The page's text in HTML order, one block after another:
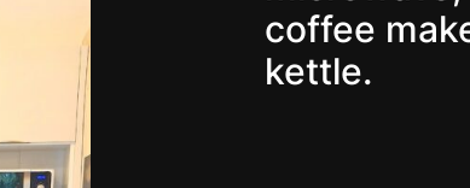
coffee
kettle.